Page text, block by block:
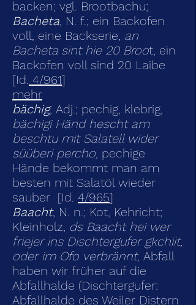
backen; vgl. Brootbachu;
Bacheta, N. f.; ein Backofen
voll, eine Backserie, an
Bacheta sint hie 20 Broot, ein
Backofen voll sind 20 Laibe
[Id. 4/961]
mehr
bächig, Adj.; pechig, klebrig,
bächigi Händ hescht am
beschtu mit Salatell wider
süüberi percho, pechige
Hände bekommt man am
besten mit Salatöl wieder
sauber [Id. 4/965]
Baacht, N. n.; Kot, Kehricht;
Kleinholz, ds Baacht hei wer
friejer ins Dischtergufer gkchiit,
oder im Ofo verbrännt, Abfall
haben wir früher auf die
Abfallhalde (Dischtergufer:
Abfallhalde des Weiler Distern